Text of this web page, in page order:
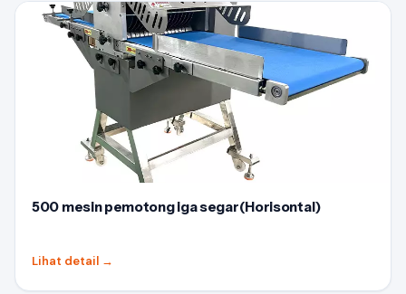
500 mesin pemotong iga segar(Horisontal)
Lihat detail →